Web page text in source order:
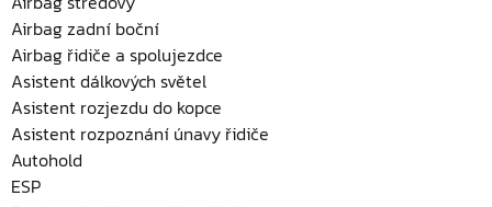
Airbag zadní boční
Airbag řidiče a spolujezdce
Asistent dálkových světel
Asistent rozjezdu do kopce
Asistent rozpoznání únavy řidiče
Autohold
ESP